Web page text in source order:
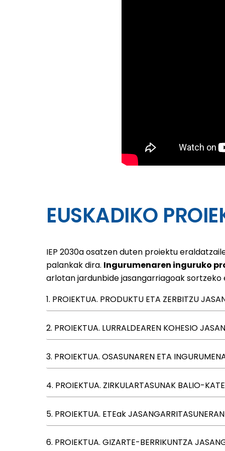
EUSKADIKO
IEP 2030a osatzen duten proiektu
palankak dira. Ingurumenaren inguruko
arlotan jardunbide jasangarriagoak
1. PROIEKTUA. PRODUKTU ETA ZERBITZU
2. PROIEKTUA. LURRALDEAREN KOHESIO
3. PROIEKTUA. OSASUNAREN ETA
4. PROIEKTUA. ZIRKULARTASUNAK BALIO-
5. PROIEKTUA. ETEak
6. PROIEKTUA. GIZARTE-BERRIKUNTZA